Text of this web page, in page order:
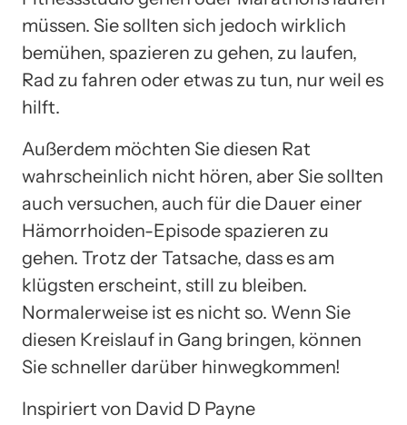
müssen. Sie sollten sich jedoch wirklich
bemühen, spazieren zu gehen, zu laufen,
Rad zu fahren oder etwas zu tun, nur weil es
hilft.
Außerdem möchten Sie diesen Rat
wahrscheinlich nicht hören, aber Sie sollten
auch versuchen, auch für die Dauer einer
Hämorrhoiden-Episode spazieren zu
gehen. Trotz der Tatsache, dass es am
klügsten erscheint, still zu bleiben.
Normalerweise ist es nicht so. Wenn Sie
diesen Kreislauf in Gang bringen, können
Sie schneller darüber hinwegkommen!
Inspiriert von David D Payne